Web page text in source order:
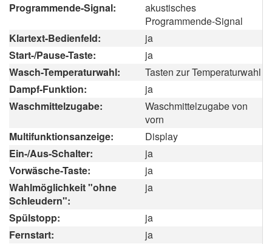
Programmende-Signal:
akustisches
Programmende-Signal
Klartext-Bedienfeld:
ja
Start-/Pause-Taste:
ja
Wasch-Temperaturwahl:
Tasten zur Temperaturwahl
Dampf-Funktion:
ja
Waschmittelzugabe:
Waschmittelzugabe von
vorn
Multifunktionsanzeige:
Display
Ein-/Aus-Schalter:
ja
Vorwäsche-Taste:
ja
Wahlmöglichkeit "ohne
Schleudern":
ja
Spülstopp:
ja
Fernstart:
ja